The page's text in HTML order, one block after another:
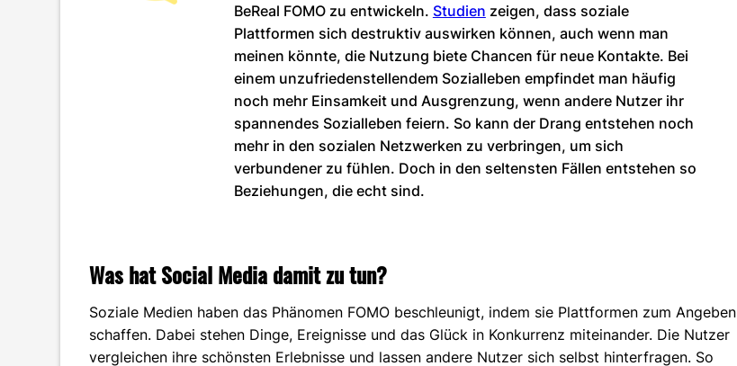
BeReal FOMO zu entwickeln. Studien zeigen, dass soziale
Plattformen sich destruktiv auswirken können, auch wenn man
meinen könnte, die Nutzung biete Chancen für neue Kontakte. Bei
einem unzufriedenstellendem Sozialleben empfindet man häufig
noch mehr Einsamkeit und Ausgrenzung, wenn andere Nutzer ihr
spannendes Sozialleben feiern. So kann der Drang entstehen noch
mehr in den sozialen Netzwerken zu verbringen, um sich
verbundener zu fühlen. Doch in den seltensten Fällen entstehen so
Beziehungen, die echt sind.
Was hat Social Media damit zu tun?
Soziale Medien haben das Phänomen FOMO beschleunigt, indem sie Plattformen zum Angeben
schaffen. Dabei stehen Dinge, Ereignisse und das Glück in Konkurrenz miteinander. Die Nutzer
vergleichen ihre schönsten Erlebnisse und lassen andere Nutzer sich selbst hinterfragen. So